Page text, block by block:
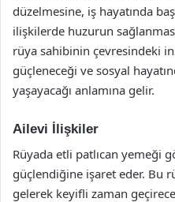
düzelmesine, iş hayatında
ilişkilerde huzurun
rüya sahibinin çevresindeki
güçleneceği ve sosyal
yaşayacağı anlamına gelir.
Ailevi İlişkiler
Rüyada etli patlıcan yemeği
güçlendiğine işaret eder. Bu
gelerek keyifli zaman